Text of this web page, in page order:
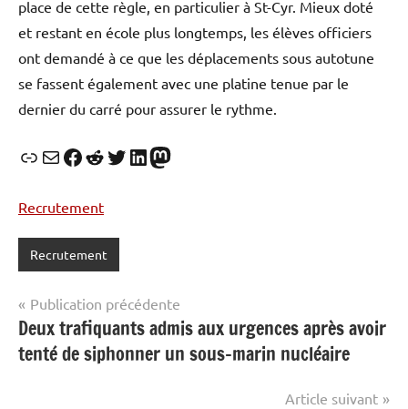
place de cette règle, en particulier à St-Cyr. Mieux doté
et restant en école plus longtemps, les élèves officiers
ont demandé à ce que les déplacements sous autotune
se fassent également avec une platine tenue par le
dernier du carré pour assurer le rythme.
LienE-mailFacebook
Reddit
Twitter
LinkedIn
Mastodon
Recrutement
Recrutement
Navigation
de
l’article
Publication précédente
Deux trafiquants admis aux urgences après avoir
tenté de siphonner un sous-marin nucléaire
Article suivant